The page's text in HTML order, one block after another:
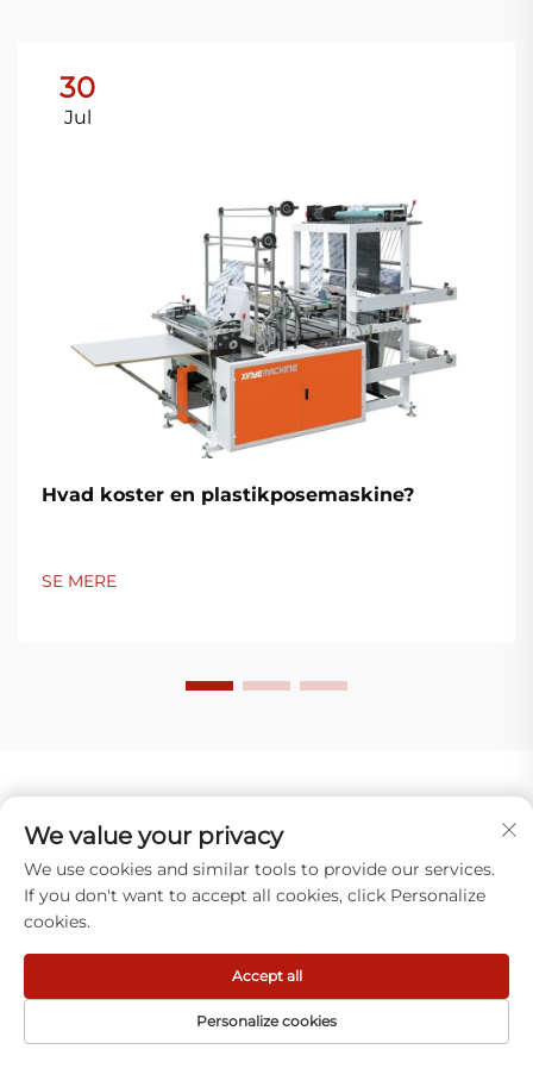
30
Jul
Hvad koster en plastikposemaskine?
SE MERE
Hvad vores kunder siger
Luca Moretti
We value your privacy
We use cookies and similar tools to provide our services.
If you don't want to accept all cookies, click Personalize
cookies.
Personalize cookies
Accept all